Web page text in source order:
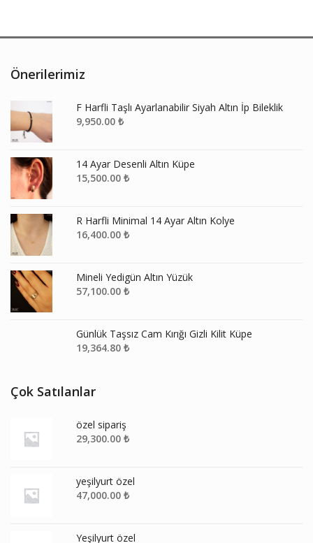
Önerilerimiz
F Harfli Taşlı Ayarlanabilir Siyah Altın İp Bileklik
9,950.00 ₺
14 Ayar Desenli Altın Küpe
15,500.00 ₺
R Harfli Minimal 14 Ayar Altın Kolye
16,400.00 ₺
Mineli Yedigün Altın Yüzük
57,100.00 ₺
Günlük Taşsız Cam Kırığı Gizli Kilit Küpe
19,364.80 ₺
29,300.00₺
47,000.00₺
28,000.00₺